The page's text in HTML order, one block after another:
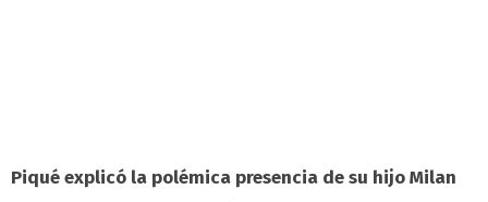
Piqué explicó la polémica presencia de su hijo Milan